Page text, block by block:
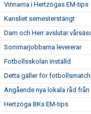
Vinnarna i Hertzögas EM-tips
Kansliet semesterstängt
Dam och Herr avslutar
Sommarjobbarna levererar
Fotbollsskolan inställd
Detta gäller för
Angående nya lokala råd
Hertzöga BKs EM-tips